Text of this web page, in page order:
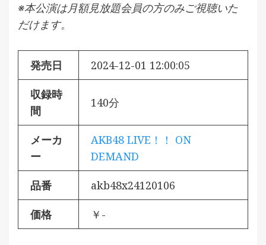
※本公演は月額見放題会員の方のみご視聴いた
だけます。
発売日 2024-12-01 12:00:05
収録時
間
140分
メーカ
ー
AKB48 LIVE！！ ON
DEMAND
品番 akb48x24120106
価格 ￥-